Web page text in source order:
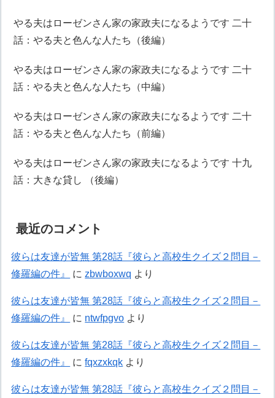
やる夫はローゼンさん家の家政夫になるようです 二十
話：やる夫と色んな人たち（後編）
やる夫はローゼンさん家の家政夫になるようです 二十
話：やる夫と色んな人たち（中編）
やる夫はローゼンさん家の家政夫になるようです 二十
話：やる夫と色んな人たち（前編）
やる夫はローゼンさん家の家政夫になるようです 十九
話：大きな貸し （後編）
最近のコメント
彼らは友達が皆無 第28話『彼らと高校生クイズ２問目－
修羅編の件』
にzbwboxwq より
彼らは友達が皆無 第28話『彼らと高校生クイズ２問目－
修羅編の件』
に ntwfpgvo より
彼らは友達が皆無 第28話『彼らと高校生クイズ２問目－
修羅編の件』
にfqxzxkqk より
彼らは友達が皆無 第28話『彼らと高校生クイズ２問目－